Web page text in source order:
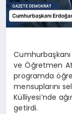
ve Öğretmen
programda
mensuplarını
Külliyesi’nde
getirdi.